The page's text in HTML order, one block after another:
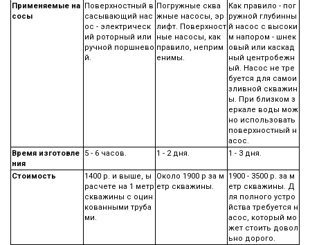
Применяемые на
сосы
Поверхностный в
сасывающий нас
ос - электрическ
ий роторный или
ручной поршнево
й.
Погружные сква
жные насосы, эр
лифт. Поверхност
ные насосы, как
правило, неприм
енимы.
Как правило - пог
ружной глубинны
й насос с высоки
м напором - шнек
овый или каскад
ный центробежн
ый. Насос не тре
буется для самои
зливной скважин
ы. При близком з
еркале воды мож
но использовать
поверхностный н
асос.
Время изготовле
ния
5 - 6 часов. 1 - 2 дня. 1 - 3 дня.
Стоимость
1400 р. и выше, ы
расчете на 1 метр
скважины с оцин
кованными труба
ми.
Около 1900 р за м
етр скважины.
1900 - 3500 р. за м
етр скважины. Д
ля полного устро
йства требуется н
асос, который мо
жет стоить довол
ьно дорого.